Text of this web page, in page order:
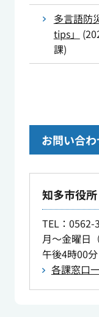
多言語防
tips」
(
課)
お問い合わ
知多市役所
TEL：0562-
月～金曜日
午後4時00分
各課窓口